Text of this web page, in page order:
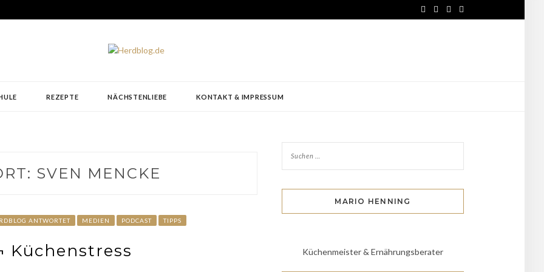
REZEPTE NÄCHSTENLIEBE KONTAKT & IMPRESSUM
SVEN MENCKE
ANTWORTET MEDIEN PODCAST TIPPS
Küchenstress
MARIO HENNING
Küchenmeister & Ernährungsberater